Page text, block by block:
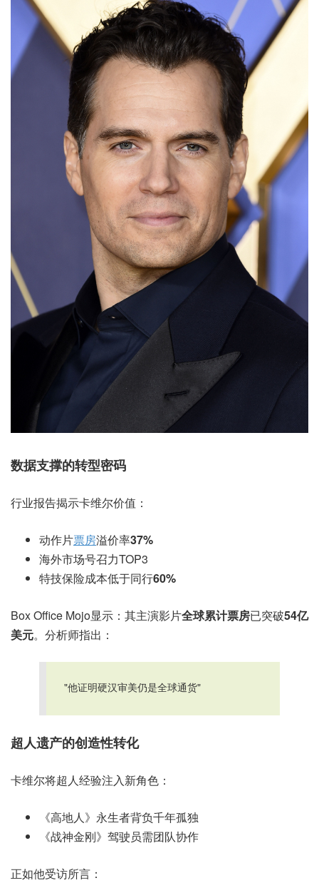
数据支撑的转型密码
行业报告揭示卡维尔价值：
动作片票房溢价率37%
海外市场号召力TOP3
特技保险成本低于同行60%
Box Office Mojo显示：其主演影片全球累计票房已突破54亿
美元。分析师指出：
"他证明硬汉审美仍是全球通货"
超人遗产的创造性转化
卡维尔将超人经验注入新角色：
《高地人》永生者背负千年孤独
《战神金刚》驾驶员需团队协作
正如他受访所言：